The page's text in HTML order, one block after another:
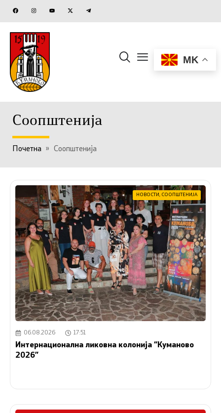
MK
Соопштенија
Почетна » Соопштенија
НОВОСТИ, СООПШТЕНИЈА
06.08.2026 17:51
Интернационална ликовна колонија “Куманово
2026”